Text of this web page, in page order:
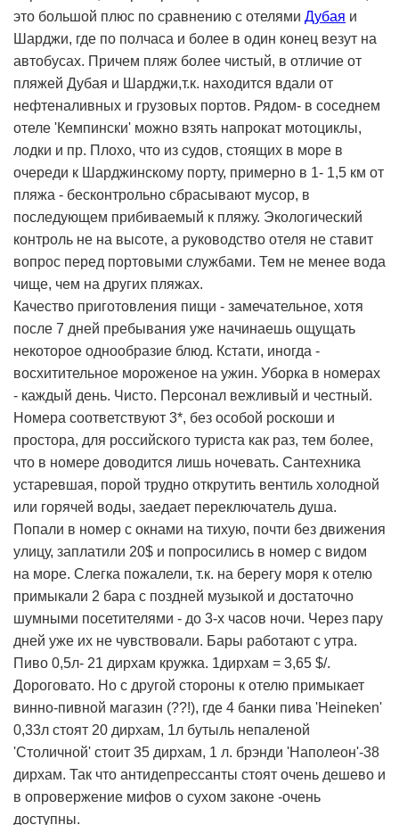
это большой плюс по сравнению с отелями Дубая и
Шарджи, где по полчаса и более в один конец везут на
автобусах. Причем пляж более чистый, в отличие от
пляжей Дубая и Шарджи,т.к. находится вдали от
нефтеналивных и грузовых портов. Рядом- в соседнем
отеле 'Кемпински' можно взять напрокат мотоциклы,
лодки и пр. Плохо, что из судов, стоящих в море в
очереди к Шарджинскому порту, примерно в 1- 1,5 км от
пляжа - бесконтрольно сбрасывают мусор, в
последующем прибиваемый к пляжу. Экологический
контроль не на высоте, а руководство отеля не ставит
вопрос перед портовыми службами. Тем не менее вода
чище, чем на других пляжах.
Качество приготовления пищи - замечательное, хотя
после 7 дней пребывания уже начинаешь ощущать
некоторое однообразие блюд. Кстати, иногда -
восхитительное мороженое на ужин. Уборка в номерах
- каждый день. Чисто. Персонал вежливый и честный.
Номера соответствуют 3*, без особой роскоши и
простора, для российского туриста как раз, тем более,
что в номере доводится лишь ночевать. Сантехника
устаревшая, порой трудно открутить вентиль холодной
или горячей воды, заедает переключатель душа.
Попали в номер с окнами на тихую, почти без движения
улицу, заплатили 20$ и попросились в номер с видом
на море. Слегка пожалели, т.к. на берегу моря к отелю
примыкали 2 бара с поздней музыкой и достаточно
шумными посетителями - до 3-х часов ночи. Через пару
дней уже их не чувствовали. Бары работают с утра.
Пиво 0,5л- 21 дирхам кружка. 1дирхам = 3,65 $/.
Дороговато. Но с другой стороны к отелю примыкает
винно-пивной магазин (??!), где 4 банки пива 'Heineken'
0,33л стоят 20 дирхам, 1л бутыль непаленой
'Столичной' стоит 35 дирхам, 1 л. брэнди 'Наполеон'-38
дирхам. Так что антидепрессанты стоят очень дешево и
в опровержение мифов о сухом законе -очень
доступны.